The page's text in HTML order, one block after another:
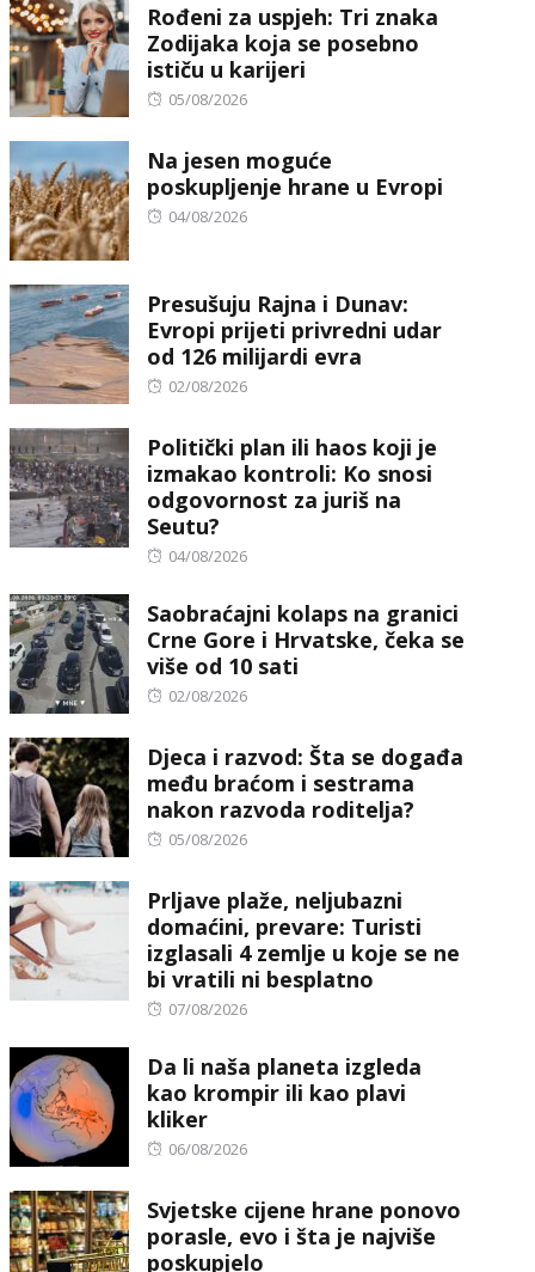
Rođeni za uspjeh: Tri znaka
Zodijaka koja se posebno
ističu u karijeri
Posted
05/08/2026
Na jesen moguće
poskupljenje hrane u Evropi
Posted
04/08/2026
Presušuju Rajna i Dunav:
Evropi prijeti privredni udar
od 126 milijardi evra
Posted
02/08/2026
Politički plan ili haos koji je
izmakao kontroli: Ko snosi
odgovornost za juriš na
Seutu?
Posted
04/08/2026
Saobraćajni kolaps na granici
Crne Gore i Hrvatske, čeka se
više od 10 sati
Posted
02/08/2026
Djeca i razvod: Šta se događa
među braćom i sestrama
nakon razvoda roditelja?
Posted
05/08/2026
Prljave plaže, neljubazni
domaćini, prevare: Turisti
izglasali 4 zemlje u koje se ne
bi vratili ni besplatno
Posted
07/08/2026
Da li naša planeta izgleda
kao krompir ili kao plavi
kliker
Posted
06/08/2026
Svjetske cijene hrane ponovo
porasle, evo i šta je najviše
poskupjelo